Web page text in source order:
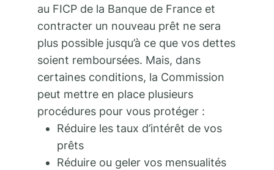
au FICP de la Banque de France et
contracter un nouveau prêt ne sera
plus possible jusqu’à ce que vos dettes
soient remboursées. Mais, dans
certaines conditions, la Commission
peut mettre en place plusieurs
procédures pour vous protéger :
Réduire les taux d’intérêt de vos
prêts
Réduire ou geler vos mensualités